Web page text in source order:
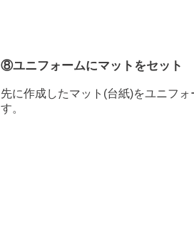
⑧ユニフォームにマットをセット
先に作成したマット(台紙)をユニフォ
す。